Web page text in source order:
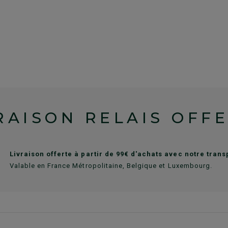
RELAIS
Livraison offerte à partir de 99€ d'achats avec notre
Valable en France Métropolitaine, Belgique et Luxembourg.